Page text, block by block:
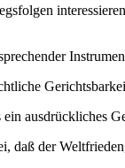
ausdrückliches
der